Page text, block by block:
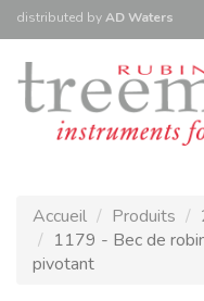
distributed byAD Waters
Accueil Produits
1179 - Bec de
pivotant